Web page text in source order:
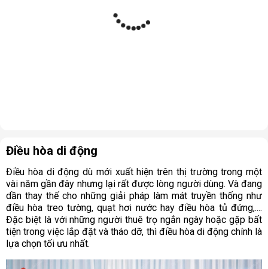
Điều hòa di động
Điều hòa di động dù mới xuất hiện trên thị trường trong một
vài năm gần đây nhưng lại rất được lòng người dùng. Và đang
dần thay thế cho những giải pháp làm mát truyền thống như
điều hòa treo tường, quạt hơi nước hay điều hòa tủ đứng,....
Đặc biệt là với những người thuê trọ ngắn ngày hoặc gặp bất
tiện trong việc lắp đặt và tháo dỡ, thì điều hòa di động chính là
lựa chọn tối ưu nhất.